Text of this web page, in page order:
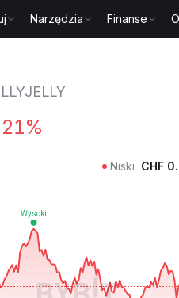
Narzędzia Finanse
Niski CHF